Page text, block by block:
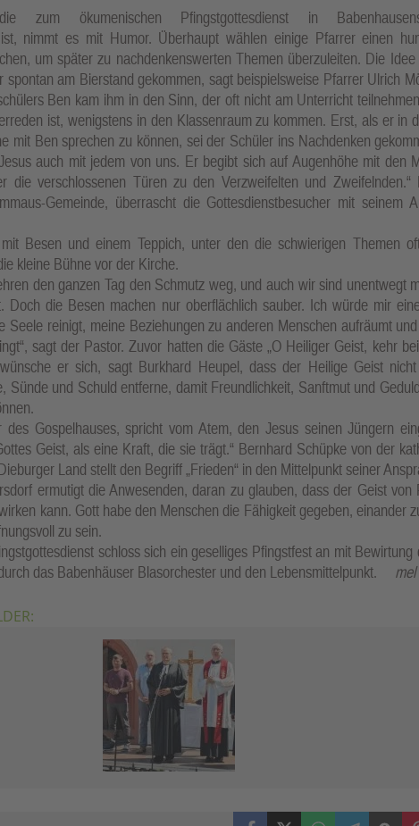
zum ökumenischen Pfingstgottesdienst in
nimmt es mit Humor. Überhaupt wählen einige Pfarrer einen
um später zu nachdenkenswerten Themen überzuleiten. Die
spontan am Bierstand gekommen, sagt beispielsweise Pfarrer Ulrich
Ben kam ihm in den Sinn, der oft nicht am Unterricht
ist, wenigstens in den Klassenraum zu kommen. Erst, als er in
mit Ben sprechen zu können, sei der Schüler ins Nachdenken
auch mit jedem von uns. Er begibt sich auf Augenhöhe mit den
die verschlossenen Türen zu den Verzweifelten und Zweifelnden.“
Gemeinde, überrascht die Gottesdienstbesucher mit seinem
Besen und einem Teppich, unter den die schwierigen Themen
kleine Bühne vor der Kirche.
den ganzen Tag den Schmutz weg, und auch wir sind unentwegt
Doch die Besen machen nur oberflächlich sauber. Ich würde mir
Seele reinigt, meine Beziehungen zu anderen Menschen aufräumt
sagt der Pastor. Zuvor hatten die Gäste „O Heiliger Geist, kehr
er sich, sagt Burkhard Heupel, dass der Heilige Geist
Sünde und Schuld entferne, damit Freundlichkeit, Sanftmut und
des Gospelhauses, spricht vom Atem, den Jesus seinen Jüngern
Geist, als eine Kraft, die sie trägt.“ Bernhard Schüpke von der
Land stellt den Begriff „Frieden“ in den Mittelpunkt seiner
ermutigt die Anwesenden, daran zu glauben, dass der Geist von
kann. Gott habe den Menschen die Fähigkeit gegeben, einander
zu sein.
schloss sich ein geselliges Pfingstfest an mit Bewirtung
das Babenhäuser Blasorchester und den Lebensmittelpunkt. mel
FacebookX (Twitter)WhatsAppTelegramThreema